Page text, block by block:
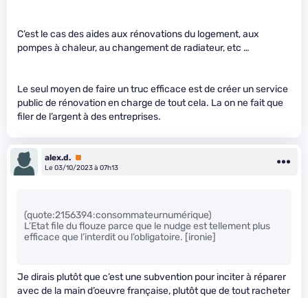
C’est le cas des aides aux rénovations du logement, aux
pompes à chaleur, au changement de radiateur, etc …
Le seul moyen de faire un truc efficace est de créer un service
public de rénovation en charge de tout cela. La on ne fait que
filer de l’argent à des entreprises.
alex.d. Premium
Le 03/10/2023 à 07h13
(quote:2156394:consommateurnumérique)
L’Etat file du flouze parce que le nudge est tellement plus
efficace que l’interdit ou l’obligatoire. [ironie]
Je dirais plutôt que c’est une subvention pour inciter à réparer
avec de la main d’oeuvre française, plutôt que de tout racheter